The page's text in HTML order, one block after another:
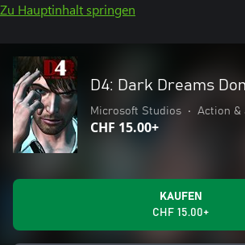
Zu Hauptinhalt springen
D4: Dark Dreams
Microsoft Studios • Action &
CHF 15.00+
KAUFEN
CHF 15.00+